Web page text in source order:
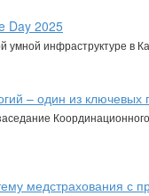
Day 2025
умной инфраструктуре в
– один из ключевых
медстрахования с